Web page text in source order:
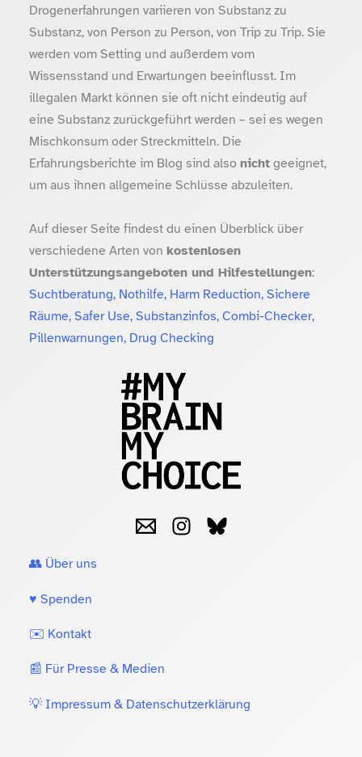
Drogenerfahrungen variieren von Substanz zu
Substanz, von Person zu Person, von Trip zu Trip. Sie
werden vom Setting und außerdem vom
Wissensstand und Erwartungen beeinflusst. Im
illegalen Markt können sie oft nicht eindeutig auf
eine Substanz zurückgeführt werden – sei es wegen
Mischkonsum oder Streckmitteln. Die
Erfahrungsberichte im Blog sind also nichtgeeignet,
um aus ihnen allgemeine Schlüsse abzuleiten.
Auf dieser Seite findest du einen Überblick über
verschiedene Arten von kostenlosen
Unterstützungsangeboten und Hilfestellungen:
Suchtberatung, Nothilfe, Harm Reduction, Sichere
Räume, Safer Use, Substanzinfos, Combi-Checker,
Pillenwarnungen, Drug Checking
👥 Über uns
♥️ Spenden
✉️ Kontakt
📰 Für Presse & Medien
💡 Impressum & Datenschutzerklärung